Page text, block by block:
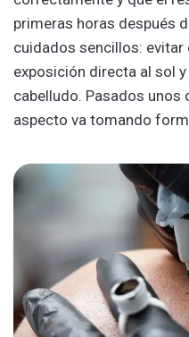
primeras horas después
cuidados sencillos: evitar
exposición directa al sol
cabelludo. Pasados unos
aspecto va tomando